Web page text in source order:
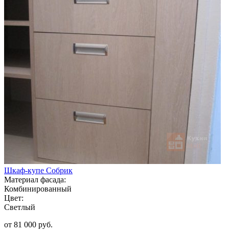
Шкаф-купе Собрик
Материал фасада:
Комбинированный
Цвет:
Светлый
от 81 000 руб.